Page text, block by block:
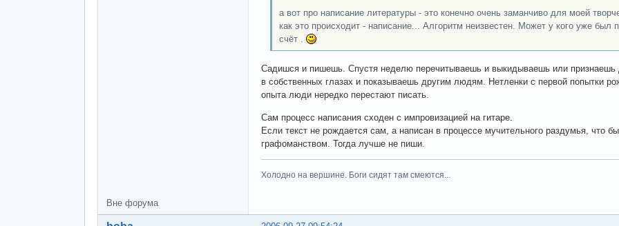
а вот про написание литературы - это конечно очень заманчиво для моей
как это происходит - написание... Алгоритм неизвестен. Может у кого уже
счёт .
Садишся и пишешь. Спустя неделю перечитываешь и выкидываешь или признаешь
в собственных глазах и показываешь другим людям. Нетленки с первой попытки
опыта люди нередко перестают писать.
Сам процесс написания сходен с импровизацией на гитаре.
Если текст не рождается сам, а написан в процессе мучительного раздумья, что
графоманством. Тогда лучше не пиши.
Холодно на вершине. Боги сидят там смеются...
Вне форума